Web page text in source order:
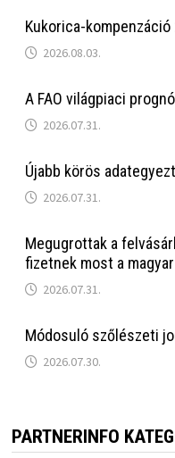
Kukorica-
2026.08.03.
A FAO világpiaci
2026.07.31.
Újabb körös
2026.07.31.
Megugrottak a
fizetnek most a
2026.07.31.
Módosuló szőlészeti
2026.07.30.
PARTNERINFO